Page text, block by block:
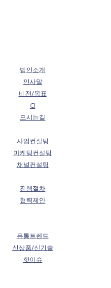
법인소개
인사말
비전/목표
CI
오시는길
사업컨설팅
마케팅컨설팅
채널컨설팅
진행절차
협력제안
유통트렌드
신상품/신기술
핫이슈